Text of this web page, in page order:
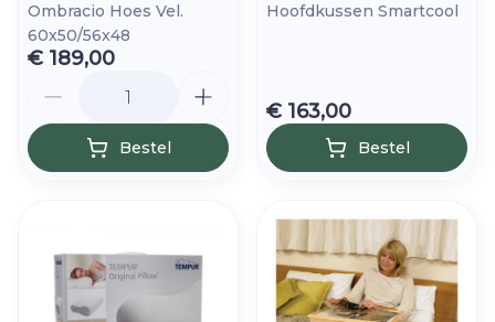
Ombracio Hoes Vel.
60x50/56x48
€ 189,00
Bestel
Hoofdkussen Smartcool
€ 163,00
Bestel